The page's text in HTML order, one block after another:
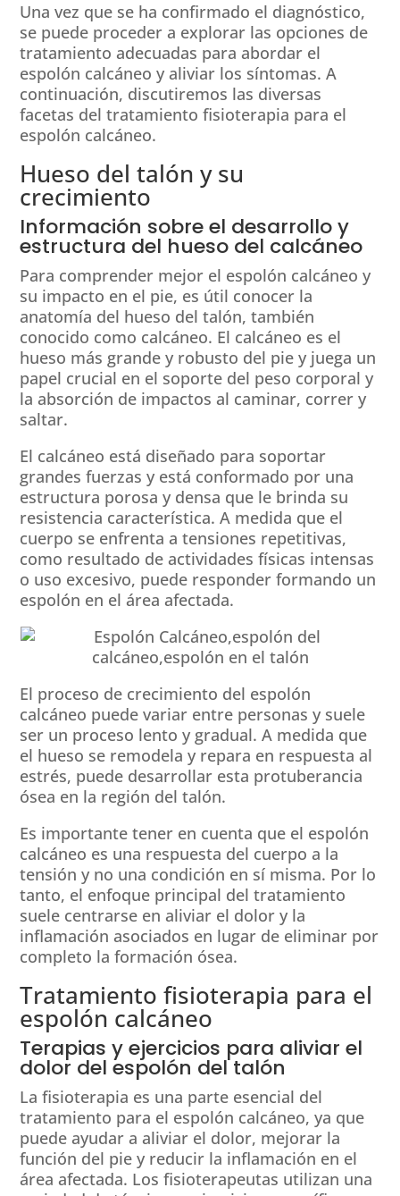
Una vez que se ha confirmado el diagnóstico,
se puede proceder a explorar las opciones de
tratamiento adecuadas para abordar el
espolón calcáneo y aliviar los síntomas. A
continuación, discutiremos las diversas
facetas del tratamiento fisioterapia para el
espolón calcáneo.
Hueso del talón y su
crecimiento
Información sobre el desarrollo y
estructura del hueso del calcáneo
Para comprender mejor el espolón calcáneo y
su impacto en el pie, es útil conocer la
anatomía del hueso del talón, también
conocido como calcáneo. El calcáneo es el
hueso más grande y robusto del pie y juega un
papel crucial en el soporte del peso corporal y
la absorción de impactos al caminar, correr y
saltar.
El calcáneo está diseñado para soportar
grandes fuerzas y está conformado por una
estructura porosa y densa que le brinda su
resistencia característica. A medida que el
cuerpo se enfrenta a tensiones repetitivas,
como resultado de actividades físicas intensas
o uso excesivo, puede responder formando un
espolón en el área afectada.
El proceso de crecimiento del espolón
calcáneo puede variar entre personas y suele
ser un proceso lento y gradual. A medida que
el hueso se remodela y repara en respuesta al
estrés, puede desarrollar esta protuberancia
ósea en la región del talón.
Es importante tener en cuenta que el espolón
calcáneo es una respuesta del cuerpo a la
tensión y no una condición en sí misma. Por lo
tanto, el enfoque principal del tratamiento
suele centrarse en aliviar el dolor y la
inflamación asociados en lugar de eliminar por
completo la formación ósea.
Tratamiento fisioterapia para el
espolón calcáneo
Terapias y ejercicios para aliviar el
dolor del espolón del talón
La fisioterapia es una parte esencial del
tratamiento para el espolón calcáneo, ya que
puede ayudar a aliviar el dolor, mejorar la
función del pie y reducir la inflamación en el
área afectada. Los fisioterapeutas utilizan una